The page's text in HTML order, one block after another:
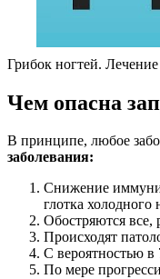
Грибок ногтей.
Чем опасна
В принципе, любое
заболевания:
Снижение
глотка холодного
Обостряются все,
Происходят
С вероятностью в
По мере